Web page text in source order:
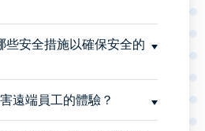
安全措施以確保安全的
遠端員工的體驗？